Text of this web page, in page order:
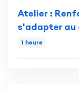
Atelier :
s'adapter au
1 heure